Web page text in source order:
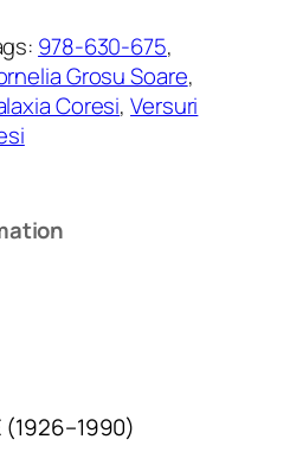
978-630-675
Grosu Soare
Coresi, Versuri
(1926–1990)